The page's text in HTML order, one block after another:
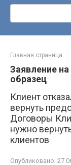
Поиск:
Главная страница
Заявление
образец
Клиент
вернуть
Договоры
нужно
клиентов
Опубликовано: